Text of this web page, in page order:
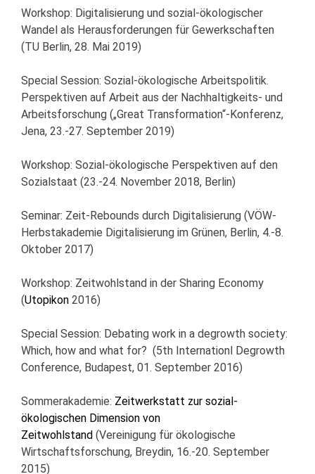
Workshop: Digitalisierung und sozial-ökologischer
Wandel als Herausforderungen für Gewerkschaften
(TU Berlin, 28. Mai 2019)
Special Session: Sozial-ökologische Arbeitspolitik.
Perspektiven auf Arbeit aus der Nachhaltigkeits- und
Arbeitsforschung („Great Transformation“-Konferenz,
Jena, 23.-27. September 2019)
Workshop: Sozial-ökologische Perspektiven auf den
Sozialstaat (23.-24. November 2018, Berlin)
Seminar: Zeit-Rebounds durch Digitalisierung (VÖW-
Herbstakademie Digitalisierung im Grünen, Berlin, 4.-8.
Oktober 2017)
Workshop: Zeitwohlstand in der Sharing Economy
(Utopikon 2016)
Special Session: Debating work in a degrowth society:
Which, how and what for? (5th Internationl Degrowth
Conference, Budapest, 01. September 2016)
Sommerakademie: Zeitwerkstatt zur sozial-
ökologischen Dimension von
Zeitwohlstand (Vereinigung für ökologische
Wirtschaftsforschung, Breydin, 16.-20. September
2015)